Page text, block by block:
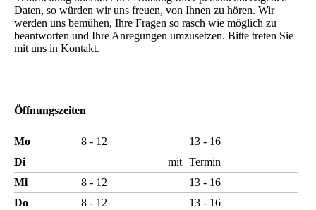
Daten, so würden wir uns freuen, von Ihnen zu hören. Wir
werden uns bemühen, Ihre Fragen so rasch wie möglich zu
beantworten und Ihre Anregungen umzusetzen. Bitte treten Sie
mit uns in Kontakt.
Öffnungszeiten
Mo 8 - 12
13 - 16
Di
mit Termin
Mi
8 - 12
13 - 16
Do
8 - 12
13 - 16